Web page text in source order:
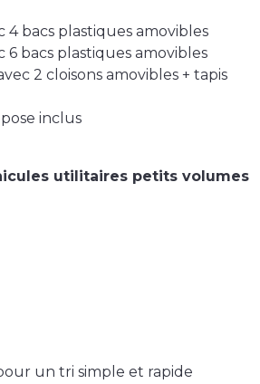
4 bacs plastiques amovibles
6 bacs plastiques amovibles
2 cloisons amovibles + tapis
inclus
utilitaires petits volumes
un tri simple et rapide